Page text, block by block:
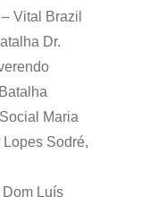
Vital Brazil
Dr.
Maria
Sodré,
Luís